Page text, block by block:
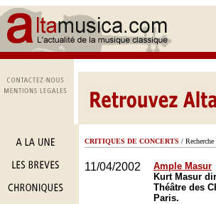
CRITIQUES DE CONCERTS / Recherche
11/04/2002
Ample Masur
Kurt Masur
Théâtre des
Paris.